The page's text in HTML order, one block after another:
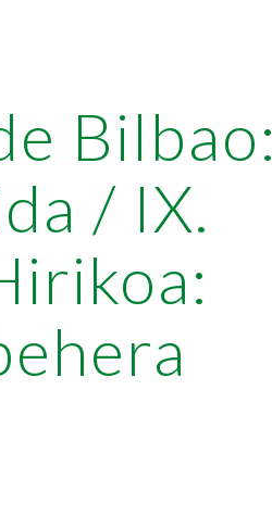
Bilbao:
/ IX.